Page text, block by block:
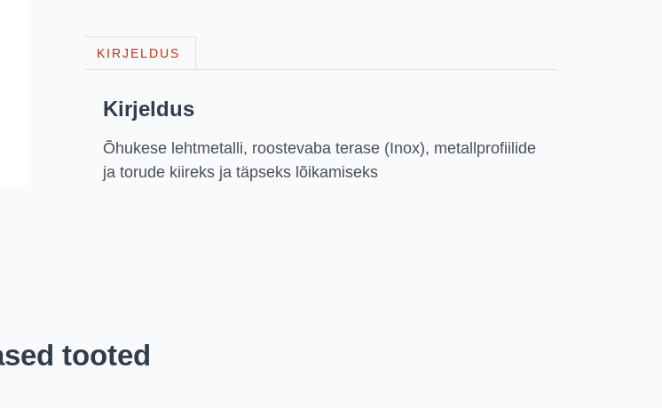
KIRJELDUS
Kirjeldus
Õhukese lehtmetalli, roostevaba terase (Inox), metallprofiilide
ja torude kiireks ja täpseks lõikamiseks
tooted